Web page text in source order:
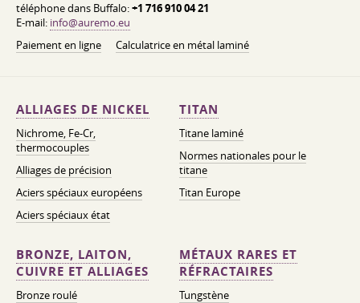
téléphone dans Buffalo:+1 716 910 04 21
E-mail: info@auremo.eu
Paiement en ligne
Calculatrice en métal laminé
ALLIAGES DE NICKEL
Nichrome, Fe-Cr,
thermocouples
Alliages de précision
Aciers spéciaux européens
Aciers spéciaux état
TITAN
Titane laminé
Normes nationales pour le
titane
Titan Europe
BRONZE, LAITON,
CUIVRE ET ALLIAGES
Bronze roulé
MÉTAUX RARES ET
RÉFRACTAIRES
Tungstène